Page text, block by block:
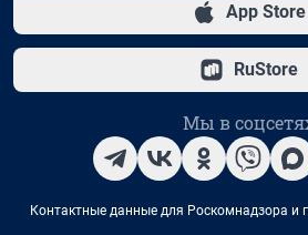
App Store
RuStore
Мы в
Контактные данные для Роскомнадзора и